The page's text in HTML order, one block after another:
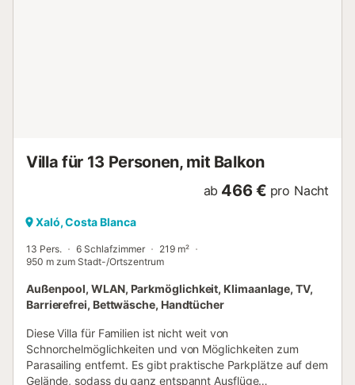
Villa für 13 Personen, mit Balkon
ab 466 € pro Nacht
Xaló, Costa Blanca
13 Pers. 6 Schlafzimmer
219 m²
950 m zum Stadt-/Ortszentrum
Außenpool, WLAN, Parkmöglichkeit, Klimaanlage, TV,
Barrierefrei, Bettwäsche, Handtücher
Diese Villa für Familien ist nicht weit von
Schnorchelmöglichkeiten und von Möglichkeiten zum
Parasailing entfernt. Es gibt praktische Parkplätze auf dem
Gelände, sodass du ganz entspannt Ausflüge